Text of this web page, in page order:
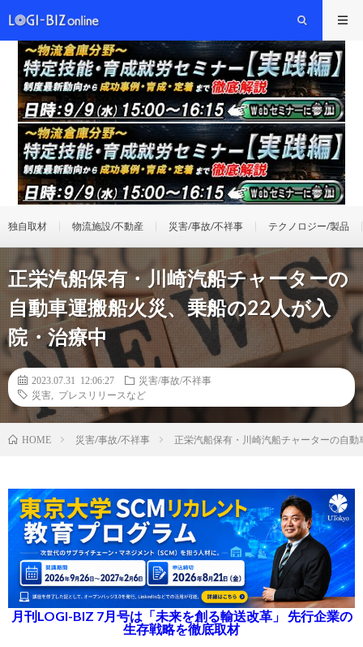
独自取材 物流施設/不動産 災害/事故/不祥事 テクノロジー/製品
正栄汽船保有・川崎汽船チャーターの
自動車運搬船火災、乗船の22人が入
院・治療中
2023.07.31 12:06:27
災害/事故/不祥事
災害
プレスリリースなど
HOME 災害/事故/不祥事 正栄汽船保有・川崎汽船チャーターの自
月刊LOGI-BIZ 7月号は「未来を創る輸送改革」 先行企業の
生存戦略を徹底取材